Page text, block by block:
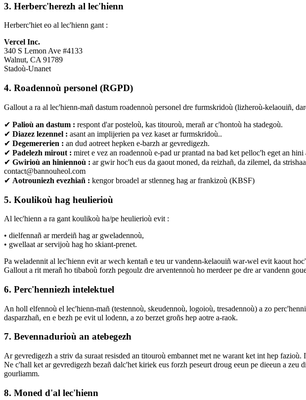
3. Herberc'herezh al lec'hienn
Herberc'hiet eo al lec'hienn gant :
Vercel Inc.
340 S Lemon Ave #4133
Walnut, CA 91789
Stadoù-Unanet
4. Roadennoù personel (RGPD)
Gallout a ra al lec'hienn-mañ dastum roadennoù personel dre furmskridoù (lizheroù-kelaouiñ,
✔ Palioù an dastum : respont d'ar posteloù, kas titouroù, merañ ar c'hontoù ha stadegoù.
✔ Diazez lezennel : asant an implijerien pa vez kaset ar furmskridoù..
✔ Degemererien : an dud aotreet hepken e-barzh ar gevredigezh.
✔ Padelezh mirout : miret e vez an roadennoù e-pad ur prantad na bad ket pelloc'h eget an hini
✔ Gwirioù an hiniennoù : ar gwir hoc'h eus da gaout moned, da reizhañ, da zilemel, da
contact@bannouheol.com
✔ Aotrouniezh evezhiañ : kengor broadel ar stlenneg hag ar frankizoù (KBSF)
5. Koulikoù hag heulierioù
Al lec'hienn a ra gant koulikoù ha/pe heulierioù evit :
• dielfennañ ar merdeiñ hag ar gweladennoù,
• gwellaat ar servijoù hag ho skiant-prenet.
Pa weladennit al lec'hienn evit ar wech kentañ e teu ur vandenn-kelaouiñ war-wel evit kaout
Gallout a rit merañ ho tibaboù forzh pegoulz dre arventennoù ho merdeer pe dre ar vandenn
6. Perc'henniezh intelektuel
An holl elfennoù el lec'hienn-mañ (testennoù, skeudennoù, logoioù, tresadennoù) a zo
dasparzhañ, en e bezh pe evit ul lodenn, a zo berzet groñs hep aotre a-raok.
7. Bevennadurioù an atebegezh
Ar gevredigezh a striv da suraat resisded an titouroù embannet met ne warant ket int hep
Ne c'hall ket ar gevredigezh bezañ dalc'het kiriek eus forzh peseurt droug eeun pe dieeun a
gourliamm.
8. Moned d'al lec'hienn